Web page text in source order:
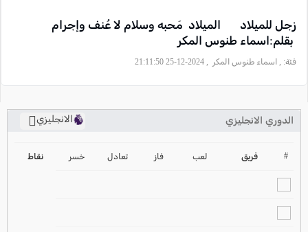
زجل للميلاد الميلاد مَحبه وسلام لا عُنف وإجرام
بقلم:اسماء طنوس المكر
فئة: , اسماء طنوس المكر , 2024-12-25 21:11:50
الدوري الانجليزي
الانجليزي
2024-2025 # فريق لعب فاز تعادل خسر نقاط